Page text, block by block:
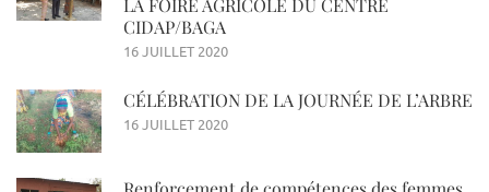
CIDAP/BAGA
16 JUILLET 2020
CÉLÉBRATION DE LA JOURNÉE DE L’ARBRE
16 JUILLET 2020